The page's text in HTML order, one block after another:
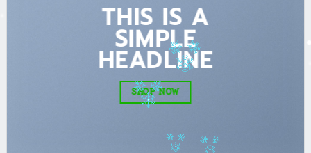
THIS IS A
SIMPLE
HEADLINE
SHOP NOW